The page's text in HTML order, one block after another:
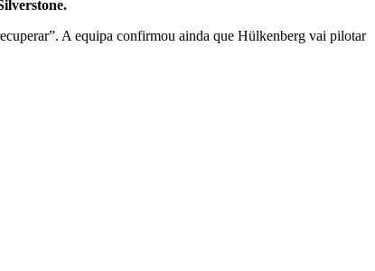
A equipa confirmou ainda que Hülkenberg vai pilotar